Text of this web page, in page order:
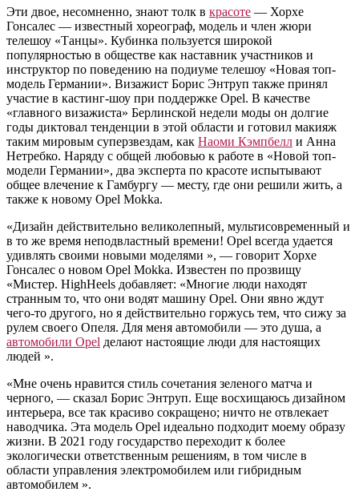
Эти двое, несомненно, знают толк в красоте — Хорхе
Гонсалес — известный хореограф, модель и член жюри
телешоу «Танцы». Кубинка пользуется широкой
популярностью в обществе как наставник участников и
инструктор по поведению на подиуме телешоу «Новая топ-
модель Германии». Визажист Борис Энтруп также принял
участие в кастинг-шоу при поддержке Opel. В качестве
«главного визажиста» Берлинской недели моды он долгие
годы диктовал тенденции в этой области и готовил макияж
таким мировым суперзвездам, как Наоми Кэмпбелл и Анна
Нетребко. Наряду с общей любовью к работе в «Новой топ-
модели Германии», два эксперта по красоте испытывают
общее влечение к Гамбургу — месту, где они решили жить, а
также к новому Opel Mokka.
«Дизайн действительно великолепный, мультисовременный и
в то же время неподвластный времени! Opel всегда удается
удивлять своими новыми моделями », — говорит Хорхе
Гонсалес о новом Opel Mokka. Известен по прозвищу
«Мистер. HighHeels добавляет: «Многие люди находят
странным то, что они водят машину Opel. Они явно ждут
чего-то другого, но я действительно горжусь тем, что сижу за
рулем своего Опеля. Для меня автомобили — это душа, а
автомобили Opel делают настоящие люди для настоящих
людей ».
«Мне очень нравится стиль сочетания зеленого матча и
черного, — сказал Борис Энтруп. Еще восхищаюсь дизайном
интерьера, все так красиво сокращено; ничто не отвлекает
наводчика. Эта модель Opel идеально подходит моему образу
жизни. В 2021 году государство переходит к более
экологически ответственным решениям, в том числе в
области управления электромобилем или гибридным
автомобилем ».